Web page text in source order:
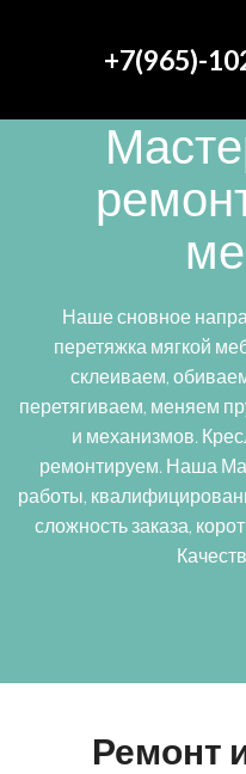
+7(965)-
Наше сновное
перетяжка мягкой
склеиваем,
перетягиваем, меняем
и механизмов.
ремонтируем. Наша
работы,
сложность заказа,
Ремонт